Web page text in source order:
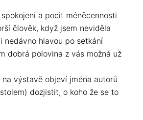
a pocit méněcennosti
člověk, když jsem neviděla
nedávno hlavou po setkání
dobrá polovina z vás možná už
výstavě objeví jména autorů
dozjistit, o koho že se to